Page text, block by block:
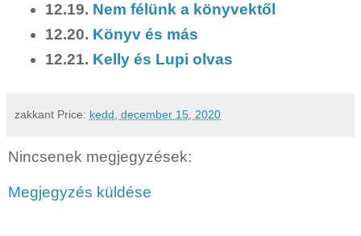
12.19. Nem félünk a könyvektől
12.20. Könyv és más
12.21. Kelly és Lupi olvas
zakkant Price: kedd, december 15, 2020
Nincsenek megjegyzések:
Megjegyzés küldése